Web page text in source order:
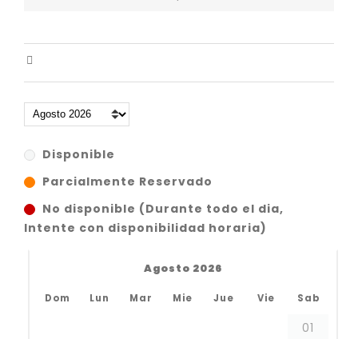
Disponible
Parcialmente Reservado
No disponible (Durante todo el dia,
Intente con disponibilidad horaria)
Agosto 2026
Dom Lun Mar Mie Jue Vie Sab
01